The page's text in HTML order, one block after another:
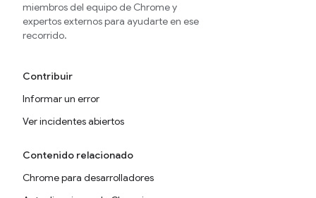
miembros del equipo de Chrome y
expertos externos para ayudarte en ese
recorrido.
Contribuir
Informar un error
Ver incidentes abiertos
Contenido relacionado
Chrome para desarrolladores